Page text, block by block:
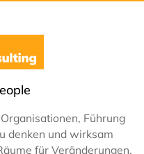
Führung
denken und wirksam
für Veränderungen,